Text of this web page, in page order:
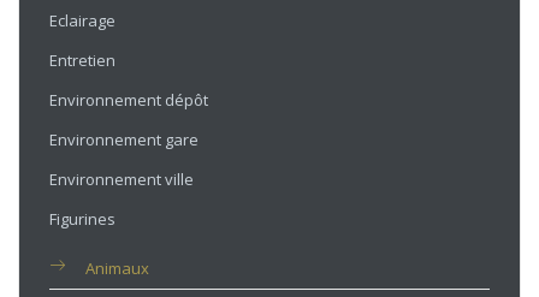
Eclairage
Entretien
Environnement dépôt
Environnement gare
Environnement ville
Figurines
Animaux